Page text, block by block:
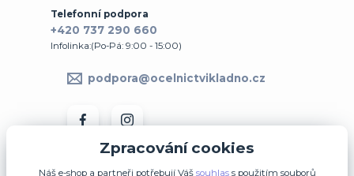
Telefonní podpora
+420 737 290 660
Infolinka:(Po-Pá: 9:00 - 15:00)
podpora@ocelnictvikladno.cz
Zpracování cookies
Náš e-shop a partneři potřebují Váš souhlass použitím souborů